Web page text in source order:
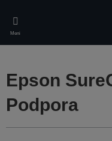
main
content
Meni
Epson
Podpora